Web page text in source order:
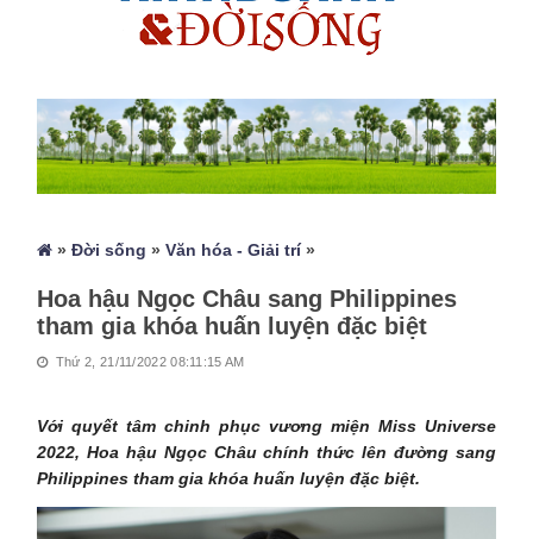
»Đời sống »Văn hóa - Giải trí»
Hoa hậu Ngọc Châu sang Philippines
tham gia khóa huấn luyện đặc biệt
Thứ 2, 21/11/2022 08:11:15 AM
Với quyết tâm chinh phục vương miện Miss Universe
2022, Hoa hậu Ngọc Châu chính thức lên đường sang
Philippines tham gia khóa huấn luyện đặc biệt.